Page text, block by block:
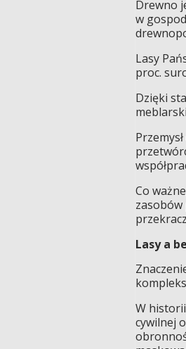
Drewno
w
Lasy
proc.
Dzięki
Co
Lasy a
W
cywilnej